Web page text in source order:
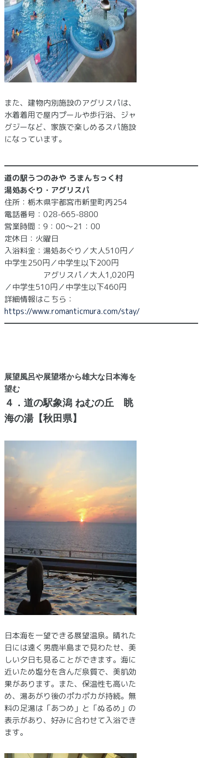
また、建物内別施設のアグリスパは、
水着着用で屋内プールや歩行浴、ジャ
グジーなど、家族で楽しめるスパ施設
になっています。
━━━━━━━━━━━━━━━━━━━━━━━━━
道の駅うつのみや ろまんちっく村
湯処あぐり・アグリスパ
住所：栃木県宇都宮市新里町丙254
電話番号：028-665-8800
営業時間：9：00～21：00
定休日：火曜日
入浴料金：湯処あぐり／大人510円／
中学生250円／中学生以下200円
アグリスパ／大人1,020円
／中学生510円／中学生以下460円
詳細情報はこちら：
https://www.romanticmura.com/stay/
━━━━━━━━━━━━━━━━━━━━━━━━━
展望風呂や展望塔から雄大な日本海を
望む
４．道の駅象潟 ねむの丘 眺
海の湯【秋田県】
日本海を一望できる展望温泉。晴れた
日には遠く男鹿半島まで見わたせ、美
しい夕日も見ることができます。海に
近いため塩分を含んだ泉質で、美肌効
果があります。また、保温性も高いた
め、湯あがり後のポカポカが持続。無
料の足湯は「あつめ」と「ぬるめ」の
表示があり、好みに合わせて入浴でき
ます。